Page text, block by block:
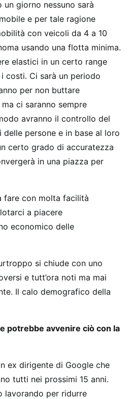
un giorno nessuno sarà
e per tale ragione
con veicoli da 4 a 10
usando una flotta minima.
elastici in un certo range
costi. Ci sarà un periodo
per non buttare
ci saranno sempre
avranno il controllo del
persone e in base al loro
certo grado di accuratezza
in una piazza per
fare con molta facilità
a piacere
economico delle
si chiude con uno
e tutt’ora noti ma mai
Il calo demografico della
potrebbe avvenire ciò con la
ex dirigente di Google che
tutti nei prossimi 15 anni.
lavorando per ridurre